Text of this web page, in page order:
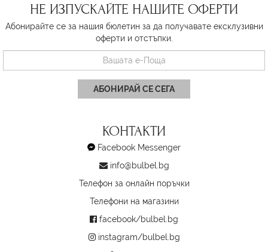
НЕ ИЗПУСКАЙТЕ НАШИТЕ ОФЕРТИ
Абонирайте се за нашия бюлетин за да получавате ексклузивни
оферти и отстъпки.
АБОНИРАЙ СЕ СЕГА
КОНТАКТИ
Facebook Messenger
info@bulbel.bg
Телефон за онлайн поръчки
Телефони на магазини
facebook/bulbel.bg
instagram/bulbel.bg